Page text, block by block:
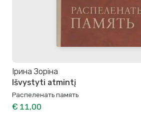
Ірина Зоріна
Išvystyti atmintį
Распеленать память
€ 11,00